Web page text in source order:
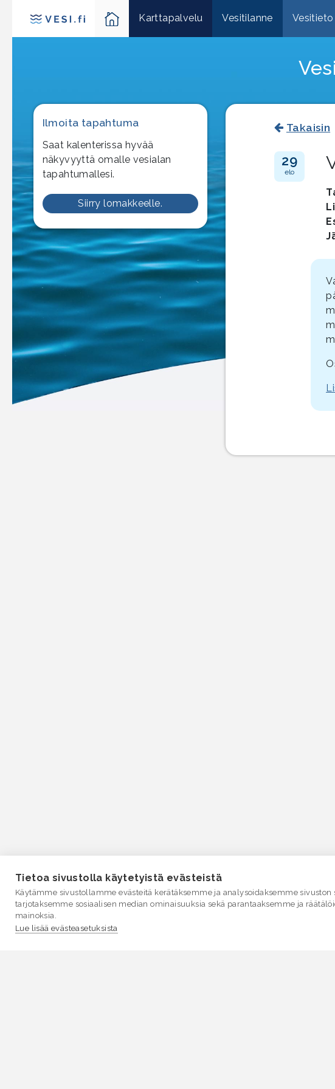
Karttapalvelu Vesitilanne Vesitieto
Ilmoita tapahtuma
Saat kalenterissa hyvää
näkyvyyttä omalle vesialan
tapahtumallesi.
Siirry lomakkeelle.
Takaisin
29
elo
Tietoa sivustolla käytetyistä evästeistä
Käytämme sivustollamme evästeitä kerätäksemme ja analysoidaksemme sivuston
tarjotaksemme sosiaalisen median ominaisuuksia sekä parantaaksemme ja
mainoksia.
Lue lisää evästeasetuksista